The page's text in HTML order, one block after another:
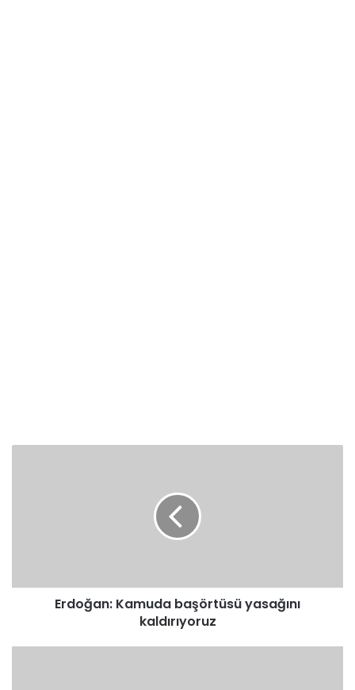
Erdoğan: Kamuda başörtüsü yasağını
kaldırıyoruz